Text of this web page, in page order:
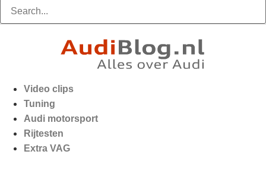
Video clips
Tuning
Audi motorsport
Rijtesten
Extra VAG